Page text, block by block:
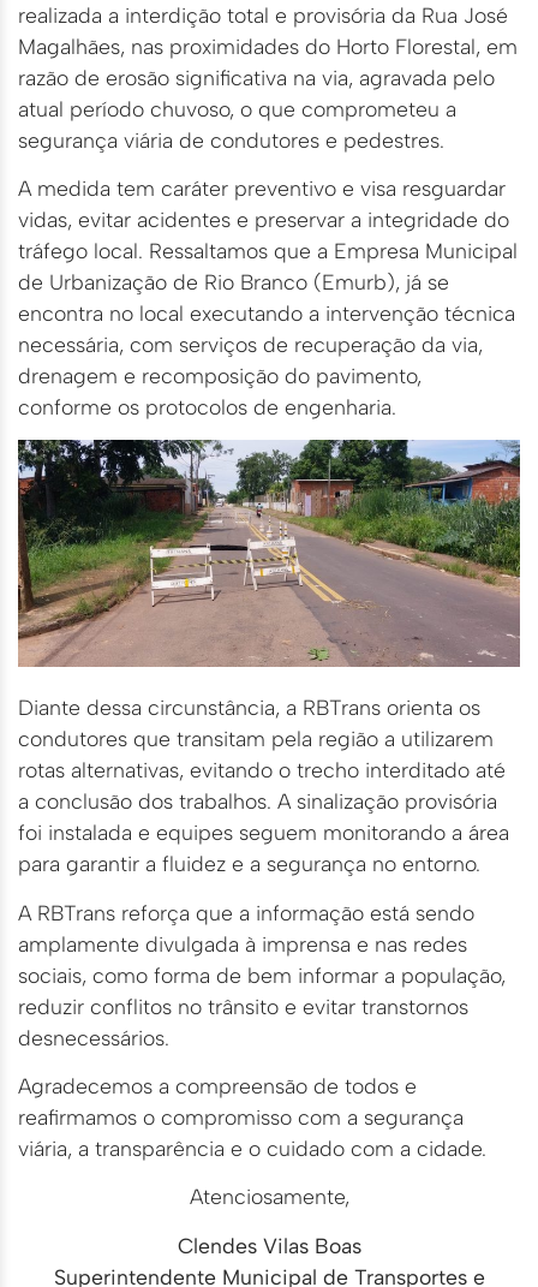
realizada a interdição total e provisória da Rua José
Magalhães, nas proximidades do Horto Florestal, em
razão de erosão significativa na via, agravada pelo
atual período chuvoso, o que comprometeu a
segurança viária de condutores e pedestres.
A medida tem caráter preventivo e visa resguardar
vidas, evitar acidentes e preservar a integridade do
tráfego local. Ressaltamos que a Empresa Municipal
de Urbanização de Rio Branco (Emurb), já se
encontra no local executando a intervenção técnica
necessária, com serviços de recuperação da via,
drenagem e recomposição do pavimento,
conforme os protocolos de engenharia.
Diante dessa circunstância, a RBTrans orienta os
condutores que transitam pela região a utilizarem
rotas alternativas, evitando o trecho interditado até
a conclusão dos trabalhos. A sinalização provisória
foi instalada e equipes seguem monitorando a área
para garantir a fluidez e a segurança no entorno.
A RBTrans reforça que a informação está sendo
amplamente divulgada à imprensa e nas redes
sociais, como forma de bem informar a população,
reduzir conflitos no trânsito e evitar transtornos
desnecessários.
Agradecemos a compreensão de todos e
reafirmamos o compromisso com a segurança
viária, a transparência e o cuidado com a cidade.
Atenciosamente,
Clendes Vilas Boas
Superintendente Municipal de Transportes e